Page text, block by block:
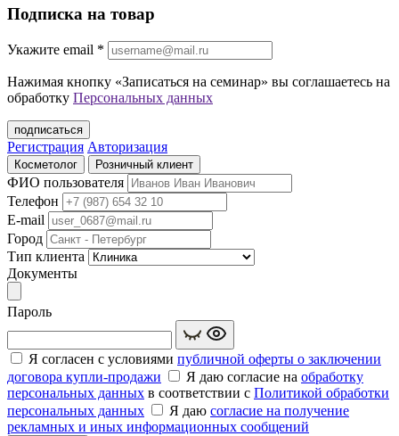
Подписка на товар
Укажите еmail *
Нажимая кнопку «Записаться на семинар» вы соглашаетесь на
обработку Персональных данных
подписаться
Регистрация Авторизация
Косметолог Розничный клиент
ФИО пользователя
Телефон
E-mail
Город
Тип клиента
Документы
Пароль
Я согласен с условиями публичной оферты о заключении
договора купли‑продажи
Я даю согласие на обработку
персональных данных в соответствии с Политикой обработки
персональных данных
Я даю согласие на получение
рекламных и иных информационных сообщений